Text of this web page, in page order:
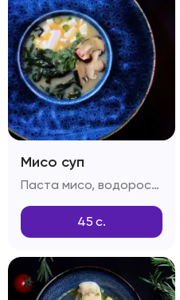
Мисо суп
Паста мисо, водоросли вакамэ, грибы шиитаке, сыр тоффу, зелень
45 с.